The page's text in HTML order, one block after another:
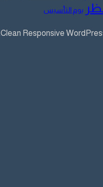
يوم التأسيس
Clean Responsive